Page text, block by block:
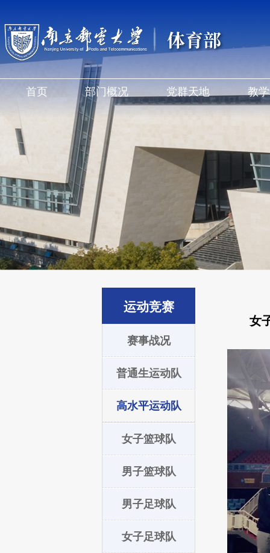
体育部
首页 部门概况 党群天地 教
运动竞赛
赛事战况
普通生运动队
高水平运动队
女子篮球队
男子篮球队
男子足球队
女子足球队
女